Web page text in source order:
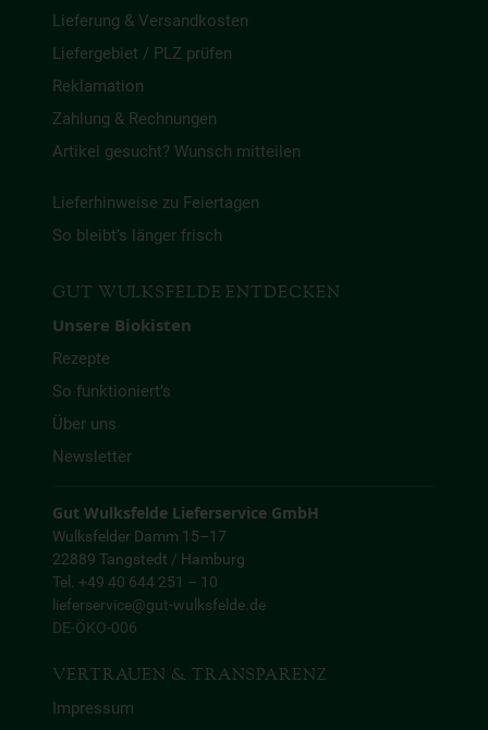
Lieferung & Versandkosten
Liefergebiet / PLZ prüfen
Reklamation
Zahlung & Rechnungen
Artikel gesucht? Wunsch mitteilen
Lieferhinweise zu Feiertagen
So bleibt’s länger frisch
GUT WULKSFELDE ENTDECKEN
Unsere Biokisten
Rezepte
So funktioniert’s
Über uns
Newsletter
Gut Wulksfelde Lieferservice GmbH
Wulksfelder Damm 15–17
22889 Tangstedt / Hamburg
Tel. +49 40 644 251 – 10
lieferservice@gut-wulksfelde.de
DE-ÖKO-006
VERTRAUEN & TRANSPARENZ
Impressum